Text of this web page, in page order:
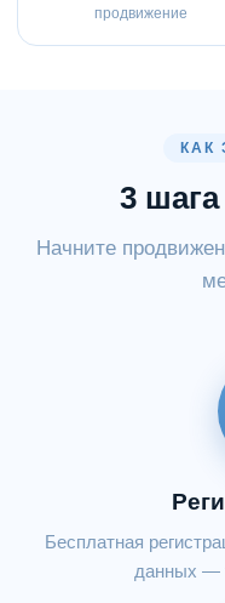
продвижение
КАК
3 шага
Начните
Бесплатная
данных —